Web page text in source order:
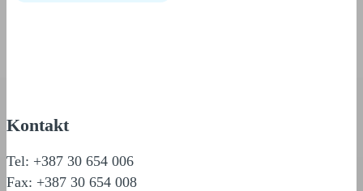
Kontakt
Tel: +387 30 654 006
Fax: +387 30 654 008